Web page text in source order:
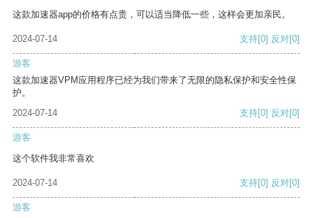
这款加速器app的价格有点贵，可以适当降低一些，这样会更加亲民。
2024-07-14 支持[0] 反对[0]
游客
这款加速器VPM应用程序已经为我们带来了无限的隐私保护和安全性保
护。
2024-07-14
支持[0] 反对[0]
游客
这个软件我非常喜欢
2024-07-14 支持[0] 反对[0]
游客